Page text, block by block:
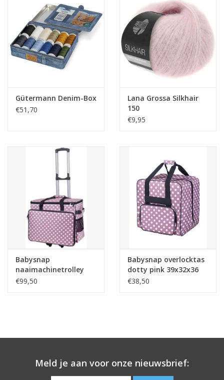
Gütermann Denim-Box
€51,70
Lana Grossa Silkhair
150
€9,95
Babysnap
naaimachinetrolley
dotty pink 50x 26x38
€99,50
Babysnap overlocktas
dotty pink 39x32x36
cm
€38,50
Meld je aan voor onze nieuwsbrief: